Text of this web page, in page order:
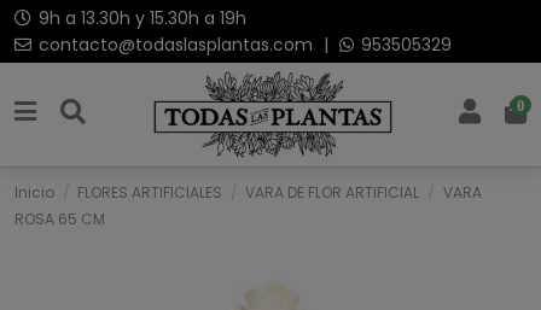
9h a 13.30h y 15.30h a 19h
contacto@todaslasplantas.com | 953505329
0
Inicio FLORES ARTIFICIALES VARA DE FLOR ARTIFICIAL
VARA
ROSA 65 CM